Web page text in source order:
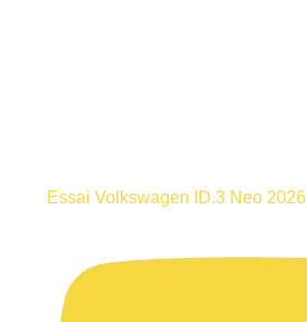
Essai Volkswagen ID.3 Neo 2026